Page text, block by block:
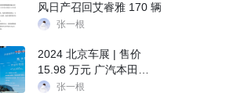
风日产召回艾睿雅 170 辆
张一根
2024 北京车展 | 售价
15.98 万元 广汽本田
e:NP2 极湃 2 上市
张一根